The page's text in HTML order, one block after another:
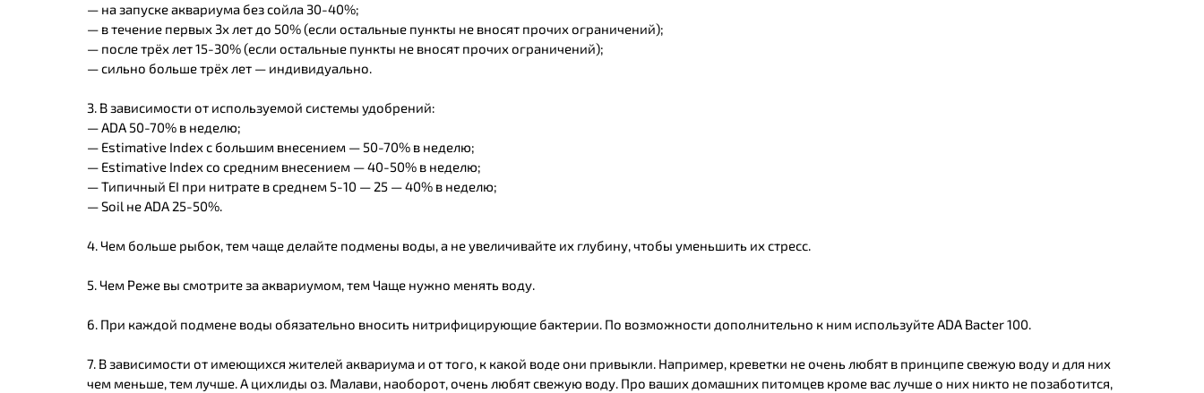
— на запуске аквариума без сойла 30-40%;
— в течение первых 3х лет до 50% (если остальные пункты не вносят прочих ограничений);
— после трёх лет 15-30% (если остальные пункты не вносят прочих ограничений);
— сильно больше трёх лет — индивидуально.
3. В зависимости от используемой системы удобрений:
— ADA 50-70% в неделю;
— Estimative Index с большим внесением — 50-70% в неделю;
— Estimative Index со средним внесением — 40-50% в неделю;
— Типичный EI при нитрате в среднем 5-10 — 25 — 40% в неделю;
— Soil не ADA 25-50%.
4. Чем больше рыбок, тем чаще делайте подмены воды, а не увеличивайте их глубину, чтобы уменьшить их стресс.
5. Чем Реже вы смотрите за аквариумом, тем Чаще нужно менять воду.
6. При каждой подмене воды обязательно вносить нитрифицирующие бактерии. По возможности дополнительно к ним используйте ADA Bacter 100.
7. В зависимости от имеющихся жителей аквариума и от того, к какой воде они привыкли. Например, креветки не очень любят в принципе свежую воду и для них
чем меньше, тем лучше. А цихлиды оз. Малави, наоборот, очень любят свежую воду. Про ваших домашних питомцев кроме вас лучше о них никто не позаботится,